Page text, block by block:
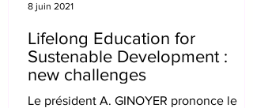
Lifelong Education for
Sustenable Development :
new challenges
Le président A. GINOYER prononce le
8 juin 2021